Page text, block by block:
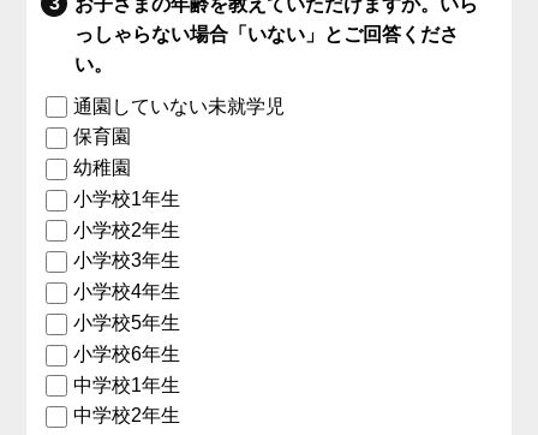
っしゃらない場合「いない」とご回答くださ
い。
通園していない未就学児
保育園
幼稚園
小学校1年生
小学校2年生
小学校3年生
小学校4年生
小学校5年生
小学校6年生
中学校1年生
中学校2年生